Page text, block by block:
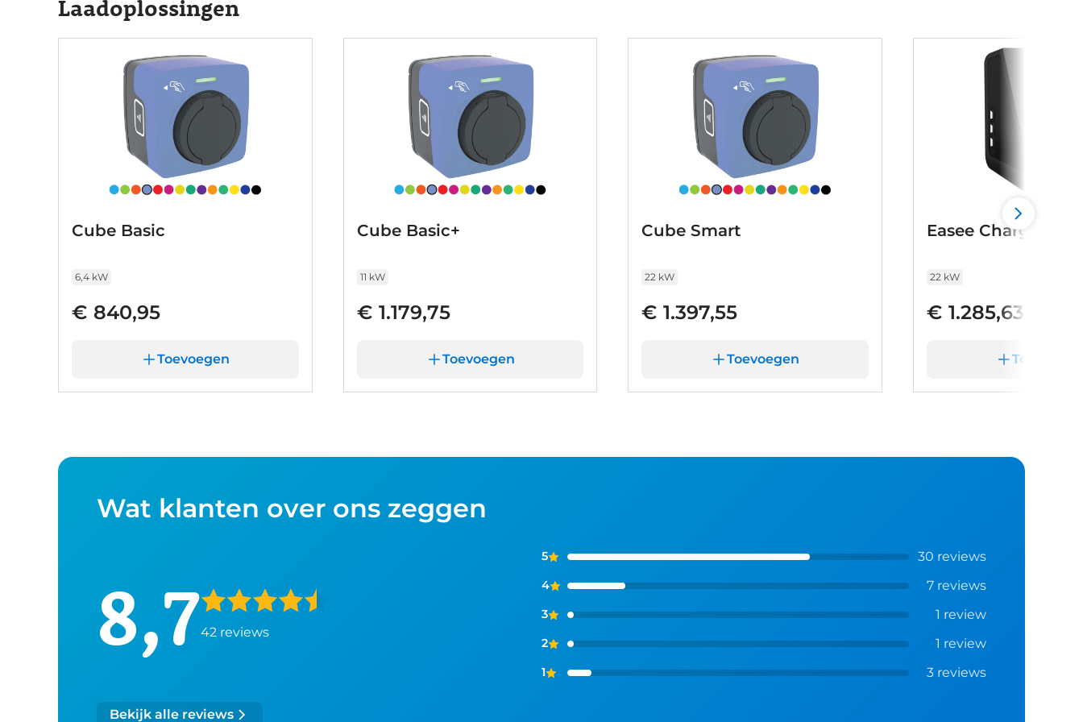
Laadoplossingen
Cube Basic
6,4 kW
€ 840,95
Toevoegen
Cube Basic+
11 kW
€ 1.179,75
Toevoegen
Cube Smart
22 kW
€ 1.397,55
Toevoegen
Easee Charge
22 kW
€ 1.285,63
Wat klanten over ons zeggen
8,742 reviews
5 30 reviews
4 7 reviews
3 1 review
2 1 review
1 3 reviews
Bekijk alle reviews